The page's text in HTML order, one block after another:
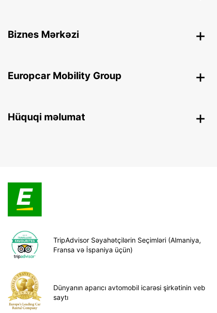
Biznes Mərkəzi
Europcar Mobility Group
Hüquqi məlumat
TripAdvisor Səyahətçilərin Seçimləri (Almaniya,
Fransa və İspaniya üçün)
Dünyanın aparıcı avtomobil icarəsi şirkətinin veb
saytı